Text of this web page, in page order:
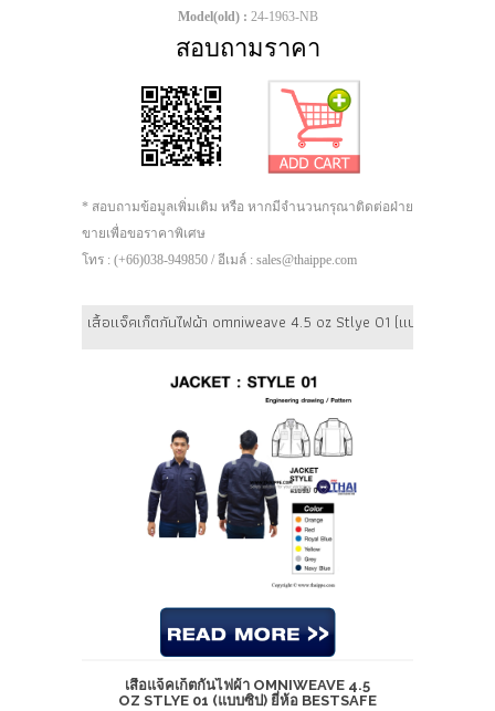
Model(old) : 24-1963-NB
สอบถามราคา
* สอบถามข้อมูลเพิ่มเติม หรือ หากมีจำนวนกรุณาติดต่อฝ่าย
ขายเพื่อขอราคาพิเศษ
โทร : (+66)038-949850 / อีเมล์ : sales@thaippe.com
เสื้อแจ็คเก็ตกันไฟผ้า omniweave 4.5 oz Stlye 01 (แบบซิป) ยี่ห้อ
เสื้อแจ็คเก็ตกันไฟผ้า OMNIWEAVE 4.5
OZ STLYE 01 (แบบซิป) ยี่ห้อ BESTSAFE